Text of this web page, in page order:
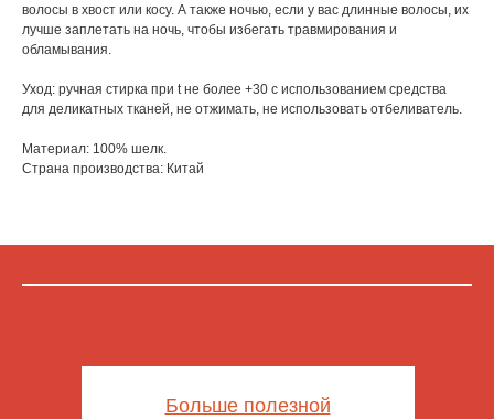
волосы в хвост или косу. А также ночью, если у вас длинные волосы, их
лучше заплетать на ночь, чтобы избегать травмирования и
обламывания.
Уход: ручная стирка при t не более +30 с использованием средства
для деликатных тканей, не отжимать, не использовать отбеливатель.
Материал: 100% шелк.
Страна производства: Китай
Больше полезной